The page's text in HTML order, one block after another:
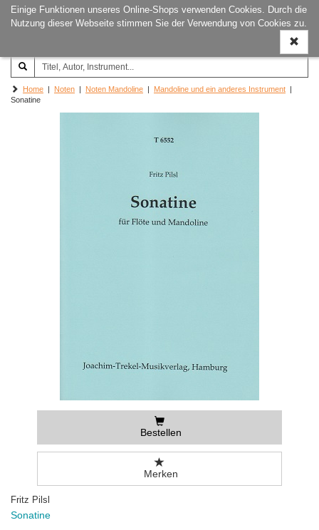
Einige Funktionen unseres Online-Shops verwenden Cookies. Durch die
Nutzung dieser Webseite stimmen Sie der Verwendung von Cookies zu.
ein-/
Joachim‐Trekel‐Musikverlag,
Hamburg
Home | Noten | Noten Mandoline | Mandoline und ein anderes Instrument |
Sonatine
Bestellen
Merken
Fritz Pilsl
Sonatine